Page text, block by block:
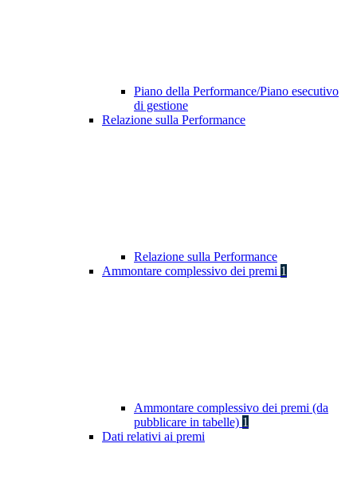
Piano della Performance/Piano esecutivo
di gestione
Relazione sulla Performance
Relazione sulla Performance
Ammontare complessivo dei premi 1
Ammontare complessivo dei premi (da
pubblicare in tabelle) 1
Dati relativi ai premi